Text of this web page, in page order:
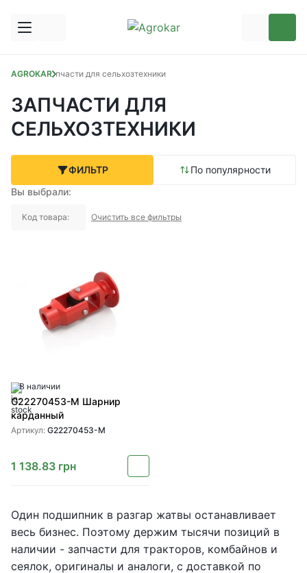
AGROKARЗапчасти для сельхозтехники
ЗАПЧАСТИ ДЛЯ
СЕЛЬХОЗТЕХНИКИ
ФИЛЬТР
По популярности
Вы выбрали:
Код товара: Очистить все фильтры
В наличии
G22270453-M Шарнир
карданный
Артикул: G22270453-M
1 138.83 грн
Один подшипник в разгар жатвы останавливает
весь бизнес. Поэтому держим тысячи позиций в
наличии - запчасти для тракторов, комбайнов и
сеялок, оригиналы и аналоги, с доставкой по